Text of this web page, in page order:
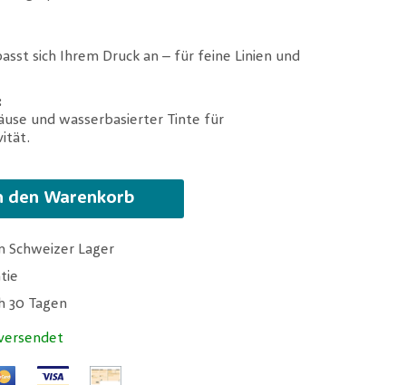
sich Ihrem Druck an – für feine Linien und
und wasserbasierter Tinte für
den Warenkorb
Schweizer Lager
30 Tagen